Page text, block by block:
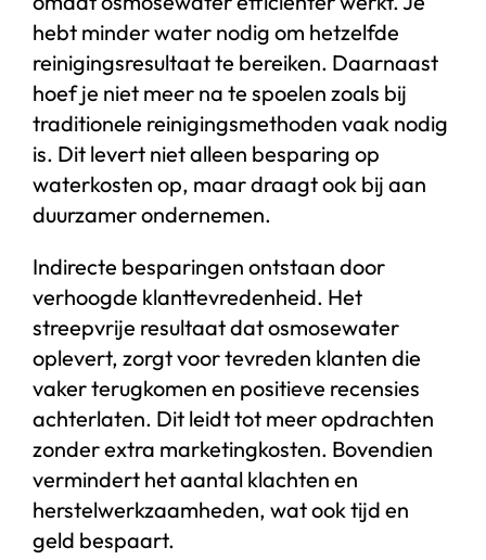
hebt minder water nodig om hetzelfde
reinigingsresultaat te bereiken. Daarnaast
hoef je niet meer na te spoelen zoals bij
traditionele reinigingsmethoden vaak nodig
is. Dit levert niet alleen besparing op
waterkosten op, maar draagt ook bij aan
duurzamer ondernemen.
Indirecte besparingen ontstaan door
verhoogde klanttevredenheid. Het
streepvrije resultaat dat osmosewater
oplevert, zorgt voor tevreden klanten die
vaker terugkomen en positieve recensies
achterlaten. Dit leidt tot meer opdrachten
zonder extra marketingkosten. Bovendien
vermindert het aantal klachten en
herstelwerkzaamheden, wat ook tijd en
geld bespaart.